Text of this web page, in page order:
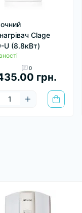
Clage
U (8.8кВт)
0
грн.